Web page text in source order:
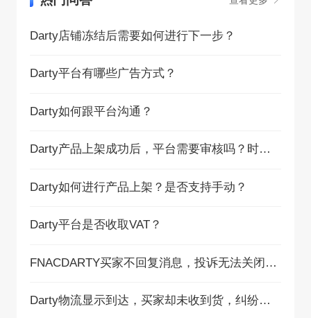
Darty店铺冻结后需要如何进行下一步？
Darty平台有哪些广告方式？
Darty如何跟平台沟通？
Darty产品上架成功后，平台需要审核吗？时长是多久？
Darty如何进行产品上架？是否支持手动？
Darty平台是否收取VAT？
FNACDARTY买家不回复消息，投诉无法关闭解决方法
Darty物流显示到达，买家却未收到货，纠纷如何解决？